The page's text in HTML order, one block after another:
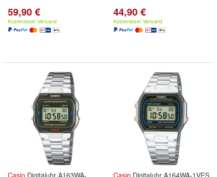
59,90 €
Kostenloser Versand
44,90 €
Kostenloser Versand
Casio Digitaluhr A163WA-
Casio Digitaluhr A164WA-1VES